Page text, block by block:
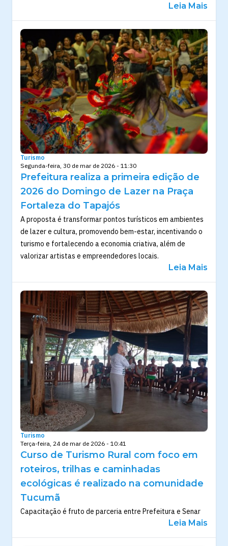
Leia Mais
Turismo
Segunda-feira, 30 de mar de 2026 - 11:30
Prefeitura realiza a primeira edição de
2026 do Domingo de Lazer na Praça
Fortaleza do Tapajós
A proposta é transformar pontos turísticos em ambientes
de lazer e cultura, promovendo bem-estar, incentivando o
turismo e fortalecendo a economia criativa, além de
valorizar artistas e empreendedores locais.
Leia Mais
Turismo
Terça-feira, 24 de mar de 2026 - 10:41
Curso de Turismo Rural com foco em
roteiros, trilhas e caminhadas
ecológicas é realizado na comunidade
Tucumã
Capacitação é fruto de parceria entre Prefeitura e Senar
Leia Mais